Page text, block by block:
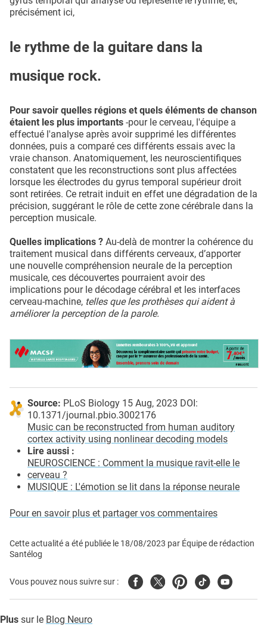
précisément ici,
le rythme de la guitare dans la
musique rock.
Pour savoir quelles régions et quels éléments de chanson
étaient les plus importants -pour le cerveau, l'équipe a
effectué l'analyse après avoir supprimé les différentes
données, puis a comparé ces différents essais avec la
vraie chanson. Anatomiquement, les neuroscientifiques
constatent que les reconstructions sont plus affectées
lorsque les électrodes du gyrus temporal supérieur droit
sont retirées. Ce retrait induit en effet une dégradation de la
précision, suggérant le rôle de cette zone cérébrale dans la
perception musicale.
Quelles implications ? Au-delà de montrer la cohérence du
traitement musical dans différents cerveaux, d’apporter
une nouvelle compréhension neurale de la perception
musicale, ces découvertes pourraient avoir des
implications pour le décodage cérébral et les interfaces
cerveau-machine, telles que les prothèses qui aident à
améliorer la perception de la parole.
Source: PLoS Biology 15 Aug, 2023 DOI:
10.1371/journal.pbio.3002176
Music can be reconstructed from human auditory
cortex activity using nonlinear decoding models
Lire aussi :
NEUROSCIENCE : Comment la musique ravit-elle le
cerveau ?
MUSIQUE : L'émotion se lit dans la réponse neurale
Pour en savoir plus et partager vos commentaires
Cette actualité a été publiée le 18/08/2023 par Équipe de rédaction
Santélog
Vous pouvez nous suivre sur : FacebookTwitterPinterest
TiktokYoutube
Plus sur le Blog Neuro